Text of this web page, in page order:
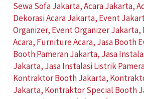
Sewa Sofa Jakarta,Acara Jakarta,
Dekorasi Acara Jakarta, Event
Organizer, Event Organizer Jakarta,
Acara, Furniture Acara, Jasa Booth
Booth Pameran Jakarta, Jasa
Jakarta, Jasa Instalasi Listrik
Kontraktor Booth Jakarta,
Jakarta, Kontraktor Special Booth